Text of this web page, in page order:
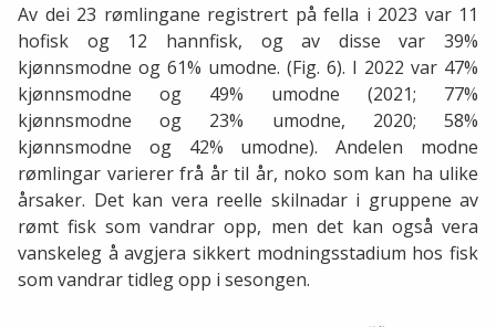
Av dei 23 rømlingane registrert på fella i 2023 var 11
hofisk og 12 hannfisk, og av disse var 39%
kjønnsmodne og 61% umodne. (Fig. 6). I 2022 var 47%
kjønnsmodne og 49% umodne (2021; 77%
kjønnsmodne og 23% umodne, 2020; 58%
kjønnsmodne og 42% umodne). Andelen modne
rømlingar varierer frå år til år, noko som kan ha ulike
årsaker. Det kan vera reelle skilnadar i gruppene av
rømt fisk som vandrar opp, men det kan også vera
vanskeleg å avgjera sikkert modningsstadium hos fisk
som vandrar tidleg opp i sesongen.